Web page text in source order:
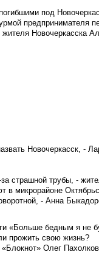
под
предпринимателя
Новочеркасска
Новочеркасск, -
страшной трубы, -
в микрорайоне
- Анна
«Больше бедным я не
прожить свою жизнь?
Олег Пахолков